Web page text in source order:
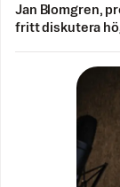
Jan Blomgren,
fritt diskutera